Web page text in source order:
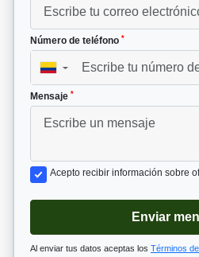
Número de teléfono *
▼
Mensaje *
Acepto recibir información sobre
Enviar
Al enviar tus datos aceptas los Términos